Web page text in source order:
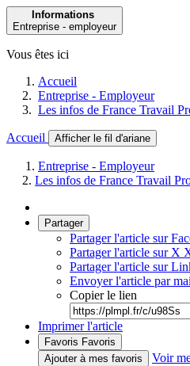
Informations
Entreprise - employeur
Vous êtes ici
Accueil
Entreprise - Employeur
Les infos de France Travail
Accueil Afficher le fil d'ariane
Entreprise - Employeur
Les infos de France Travail
Partager
Partager l'article sur
Partager l'article sur X
Partager l'article sur
Envoyer l'article par
Copier le lien
Imprimer l'article
Favoris Favoris
Ajouter à mes favoris
Voir